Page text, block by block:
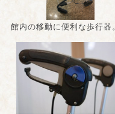
館内の移動に便利な歩行器